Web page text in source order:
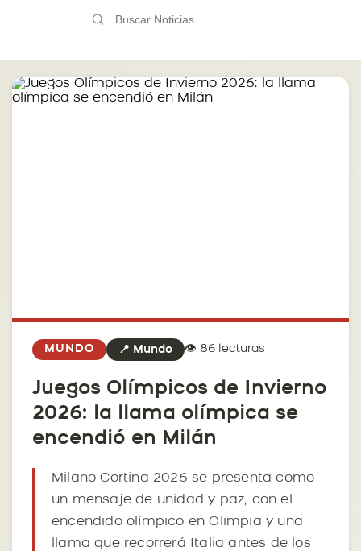
MUNDO 📍 Mundo 👁️ 86 lecturas
Juegos Olímpicos de Invierno
2026: la llama olímpica se
encendió en Milán
Milano Cortina 2026 se presenta como
un mensaje de unidad y paz, con el
encendido olímpico en Olimpia y una
llama que recorrerá Italia antes de los